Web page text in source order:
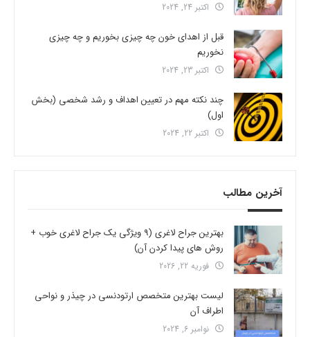
اکتبر 24, 2024
قبل از اهدای خون چه چیزی بخوریم و چه چیزی
نخوریم
اکتبر 23, 2024
چند نکته مهم در تعیین اهداف و رشد شخصی (بخش
اول)
اکتبر 22, 2024
آخرین مطالب
بهترین جراح لاغری (9 ویژگی یک جراح لاغری خوب +
روش های پیدا کردن آن)
فوریه 22, 2026
لیست بهترین متخصص ارتودنسی در چیذر و نواحی
اطراف آن
نوامبر 6, 2024